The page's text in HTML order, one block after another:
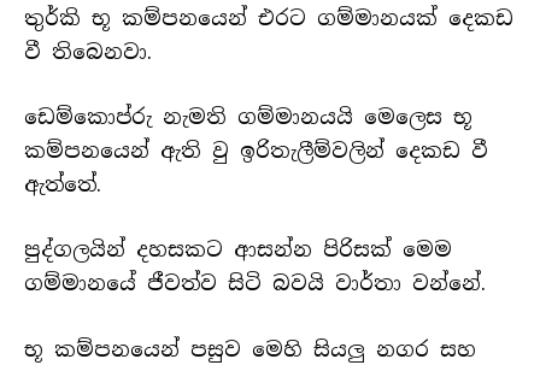
තුර්කි භූ කම්පනයෙන් එරට ගම්මානයක් දෙකඩ
වී තිබෙනවා.
ඩෙම්කොප්රු නැමති ගම්මානයයි මෙලෙස භූ
කම්පනයෙන් ඇති වු ඉරිතැලීම්වලින් දෙකඩ වී
ඇත්තේ.
පුද්ගලයින් දහසකට ආසන්න පිරිසක් මෙම
ගම්මානයේ ජීවත්ව සිටි බවයි වාර්තා වන්නේ.
භූ කම්පනයෙන් පසුව මෙහි සියලු නගර සහ